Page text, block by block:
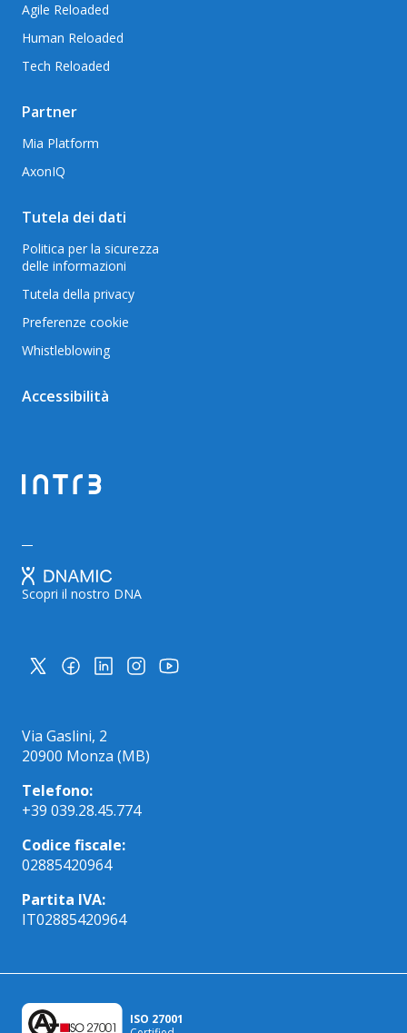
Agile Reloaded
Human Reloaded
Tech Reloaded
Partner
Mia Platform
AxonIQ
Tutela dei dati
Politica per la sicurezza
delle informazioni
Tutela della privacy
Preferenze cookie
Whistleblowing
Accessibilità
Scopri il nostro DNA
Via Gaslini, 2
20900 Monza (MB)
Telefono:
+39 039.28.45.774
Codice fiscale:
02885420964
Partita IVA:
IT02885420964
ISO 27001